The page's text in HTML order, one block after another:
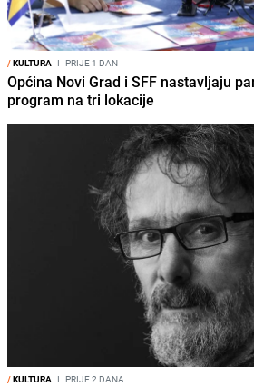
/KULTURA I PRIJE 1 DAN
Općina Novi Grad i SFF nastavljaju
program na tri lokacije
/KULTURA I PRIJE 2 DANA